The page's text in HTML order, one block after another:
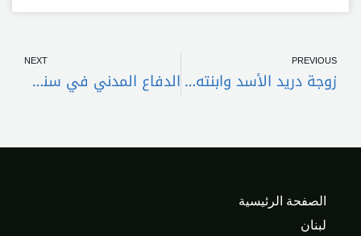
PREVIOUS
زوجة دريد الأسد وابنته أمام القضاء اللبناني
NEXT
الدفاع المدني في سنة لا تُمحى من الذاكرة
الصفحة الرئيسية
لبنان